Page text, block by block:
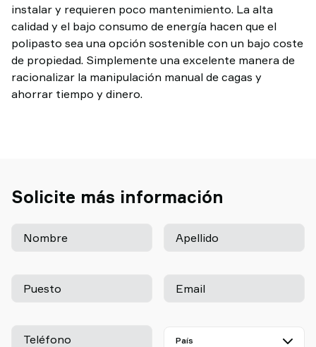
instalar y requieren poco mantenimiento. La alta
calidad y el bajo consumo de energía hacen que el
polipasto sea una opción sostenible con un bajo coste
de propiedad. Simplemente una excelente manera de
racionalizar la manipulación manual de cagas y
ahorrar tiempo y dinero.
Solicite más información
Nombre Apellido
Puesto Email
Teléfono